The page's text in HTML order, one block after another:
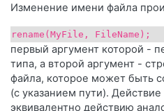
Изменение имени файла
rename(МуFilе, FileName);
первый аргумент которой -
типа, а второй аргумент -
файла, которое может быть
(с указанием пути).
эквивалентно действию